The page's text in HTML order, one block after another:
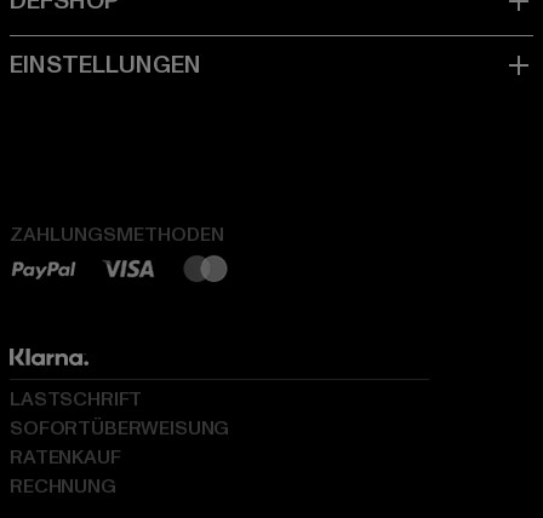
ZAHLUNGSMETHODEN
LASTSCHRIFT
SOFORTÜBERWEISUNG
RATENKAUF
RECHNUNG